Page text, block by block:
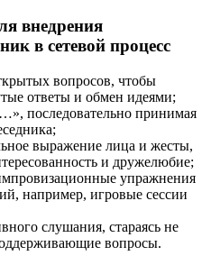
внедрения
в сетевой процесс
вопросов, чтобы
ответы и обмен идеями;
последовательно принимая
выражение лица и жесты,
и дружелюбие;
упражнения
например, игровые сессии
слушания, стараясь не
вопросы.